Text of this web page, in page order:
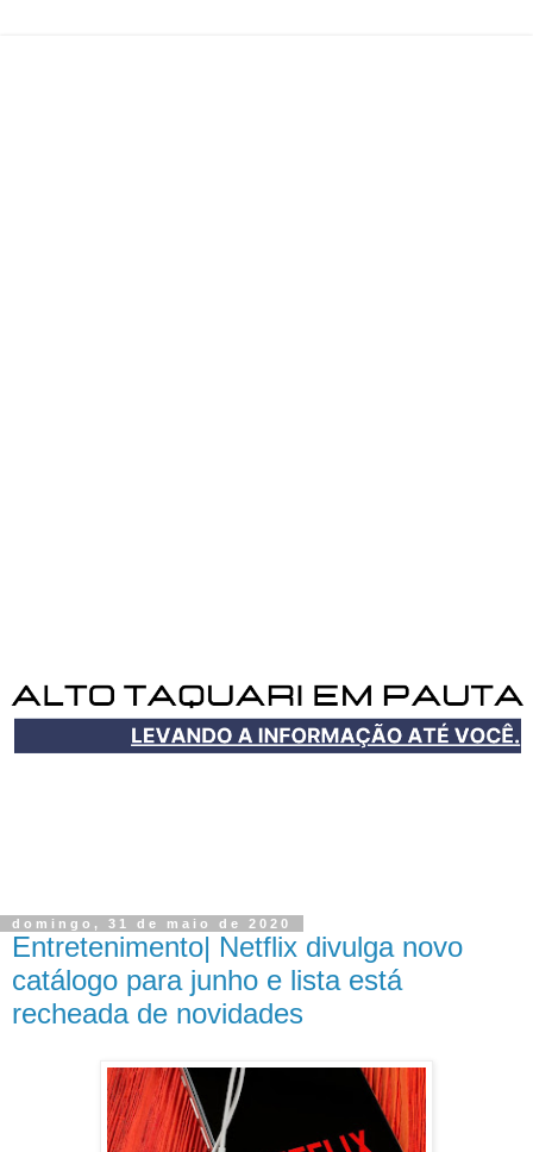
domingo, 31 de maio de 2020
Entretenimento| Netflix divulga novo
catálogo para junho e lista está
recheada de novidades